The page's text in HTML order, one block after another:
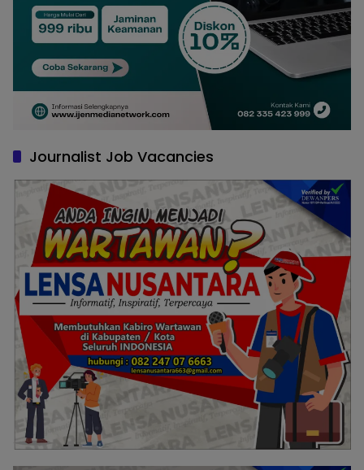
Journalist Job Vacancies